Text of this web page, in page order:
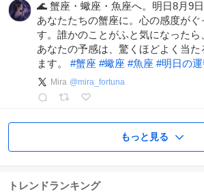
🌊 蟹座・蠍座・魚座へ。明日8月9
あなたたちの蟹座に。心の感度が
す。誰かのことがふと気になったら
あなたの予感は、驚くほどよく当
ます。 #蟹座 #蠍座 #魚座 #明日の
Mira @mira_fortuna
もっと見る
トレンドランキング